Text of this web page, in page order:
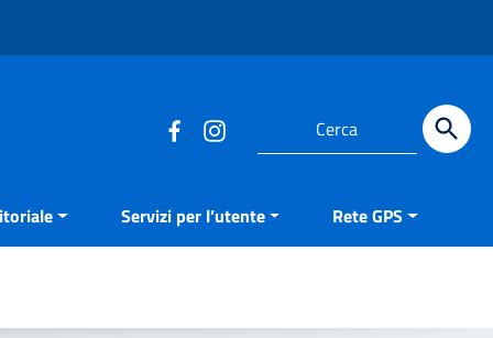
Cerca
Servizi per l’utente Rete GPS